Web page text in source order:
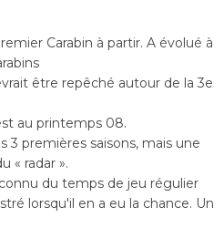
Carabin à partir. A évolué à
être repêché autour de la 3e
au printemps 08.
3 premières saisons, mais une
« radar ».
du temps de jeu régulier
lorsqu'il en a eu la chance. Un